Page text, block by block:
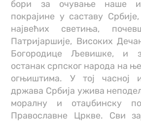
бори за очување наше
покрајине у саставу
највећих светиња,
Патријаршије, Високих
Богородице Љевишке, и
останак српског народа на
огњиштима. У тој часној
држава Србија ужива
моралну и отаџбинску
Православне Цркве. Сви